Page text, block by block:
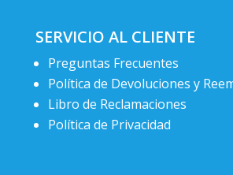
SERVICIO AL CLIENTE
Preguntas Frecuentes
Política de Devoluciones y
Libro de Reclamaciones
Política de Privacidad